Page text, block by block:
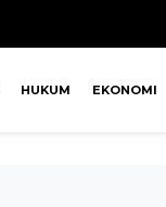
HUKUM EKONOMI